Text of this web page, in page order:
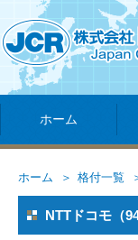
ホーム
ホーム 格付一覧
NTTドコモ（